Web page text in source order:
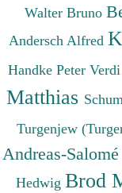
Walter Bruno
Andersch Alfred
Handke Peter
Matthias
Turgenjew
Andreas-
Hedwig Brod